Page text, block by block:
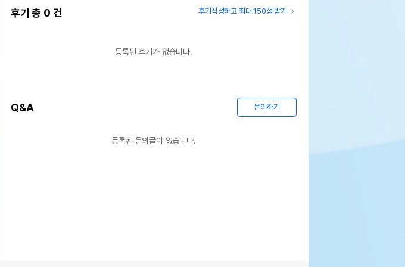
후기 총 0 건 후기작성하고 최대 150점 받기
등록된 후기가 없습니다.
Q&A 문의하기
등록된 문의글이 없습니다.